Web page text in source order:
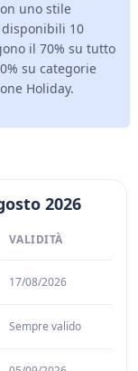
uno stile
10
il 70% su tutto
su categorie
Holiday.
2026
VALIDITÀ
17/08/2026
Sempre valido